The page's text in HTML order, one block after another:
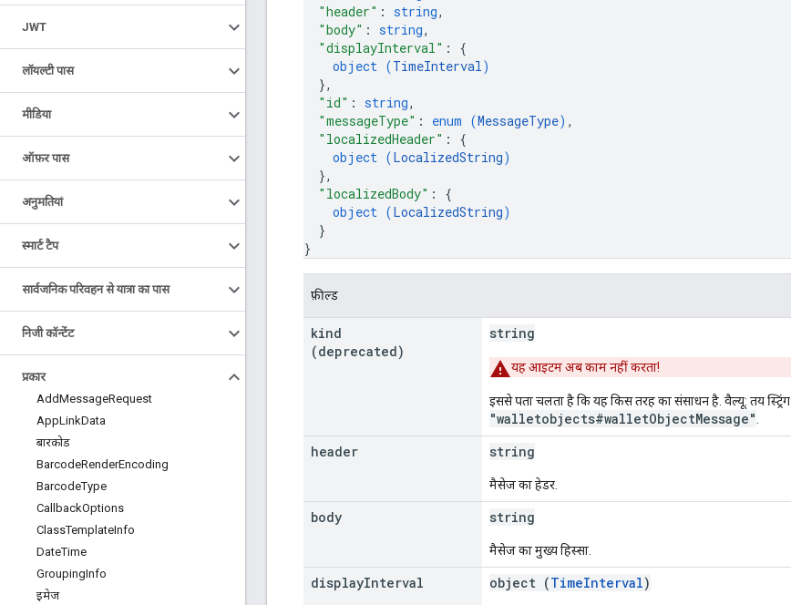
JWT
लॉयल्टी पास
मीडिया
ऑफ़र पास
अनुमतियां
स्मार्ट टैप
सार्वजनिक परिवहन से यात्रा का पास
निजी कॉन्टेंट
प्रकार
AddMessageRequest
AppLinkData
बारकोड
BarcodeRenderEncoding
BarcodeType
CallbackOptions
ClassTemplateInfo
DateTime
GroupingInfo
इमेज
"header" : string,
"body" : string,
"displayInterval" : {
object (TimeInterval)
},
"id" : string,
"messageType" : enum (MessageType) ,
"localizedHeader" : {
object (LocalizedString)
},
"localizedBody" : {
object (LocalizedString)
}
}
फ़ील्ड
kind
(deprecated)
string
यह आइटम अब काम नहीं करता!
इससे पता चलता है कि यह किस तरह का संसाधन है. वैल्यू: तय स्ट्रिंग
"walletobjects#walletObjectMessage"
header string
मैसेज का हेडर.
body string
मैसेज का मुख्य हिस्सा.
displayInterval object (TimeInterval)